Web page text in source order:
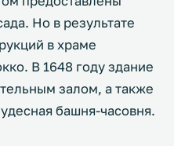
Но в результате
в храме
В 1648 году здание
залом, а также
башня-часовня.